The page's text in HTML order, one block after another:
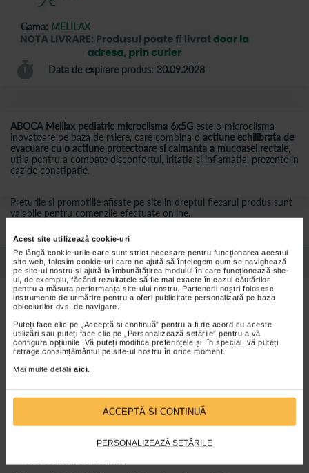
Acest site utilizează cookie-uri
Pe lângă cookie-urile care sunt strict necesare pentru funcționarea acestui
site web, folosim cookie-uri care ne ajută să înțelegem cum se navighează
pe site-ul nostru și ajută la îmbunătățirea modului în care funcționează site-
ul, de exemplu, făcând rezultatele să fie mai exacte în cazul căutărilor,
pentru a măsura performanța site-ului nostru. Partenerii noștri folosesc
instrumente de urmărire pentru a oferi publicitate personalizată pe baza
obiceiurilor dvs. de navigare.
Puteți face clic pe „Acceptă si continuă” pentru a fi de acord cu aceste
utilizări sau puteți face clic pe „Personalizează setările” pentru a vă
configura opțiunile. Vă puteți modifica preferințele și, în special, vă puteți
retrage consimțământul pe site-ul nostru în orice moment.
Mai multe detalii aici.
ACCEPTĂ SI CONTINUĂ
PERSONALIZEAZĂ SETĂRILE
Gama: MELILAX
Data de expirare produs: 30.09.2028
ABOCA Melilax pediatric microclisma 6x5G este o microclisma
inovatoare pe baza de miere, care combina o actiune echilibrata de
evacuare cu o actiune protectoare si calmanta a mucoasei rectale,
utila pentru a combate disconfortul, iritatia si inflamatia, prezente in
caz de constipatie.
Preturile si promotiile afisate pe site in dreptul fiecarui produs sunt
valabile pentru comenzile efectuate online.
Detalii despre produs
Beneficii ABOCA Melilax pediatric microclisma 6x5G
- Exercita o actiune de evacuare non-iritanta si, prin urmare,
induce un stimul fiziologic si echilibrat de activare a defecatiei;
- Datorita proprietatilor similare cu mucoasa, precum si
vascozitatii acestuia, Melilax protejeaza mucoasa rectalain timpul
trecerii materiilor fecale, mimand actiunea lubrifianta a mucusului
fiziologic;
- -calmeaza mucoasa si o protejeaza, exercitand o actiune
Ingrediente ABOCA Melilax pediatric microclisma 6x5G
- Substante functionale 73,2%;
- Promelaxin complex activ de miere si polizaharide din aloe si
nalba;
- Amestec hidroglicenic;
- Ulei esential de lavanda.